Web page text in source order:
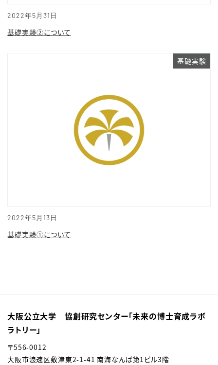
2022年5月31日
基礎実験②について
2022年5月13日
基礎実験
基礎実験①について
大阪公立大学 協創研究センター「未来の博士育成ラボ
ラトリー」
〒556-0012
大阪市浪速区敷津東2-1-41 南海なんば第1ビル3階